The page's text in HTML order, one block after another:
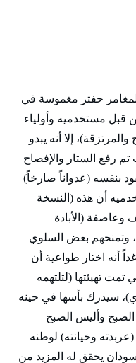
حفتر مغموسة في
قبل مستخدميه وأولياء
إلا أنه يبدو
رفع الستار والإفصاح
بنفسه (عدواناً صارخاً)
أن هذه (النسخة
وعاصفة (الأبادة
وتمنحهم بعض السلوي
أنه اختار طواعية أن
تهيئتها (لتلتهمه
سيدرك بأسها في حينه
وأليس الصبح
وخيانته) لوطنه
يحقق له المزيد من